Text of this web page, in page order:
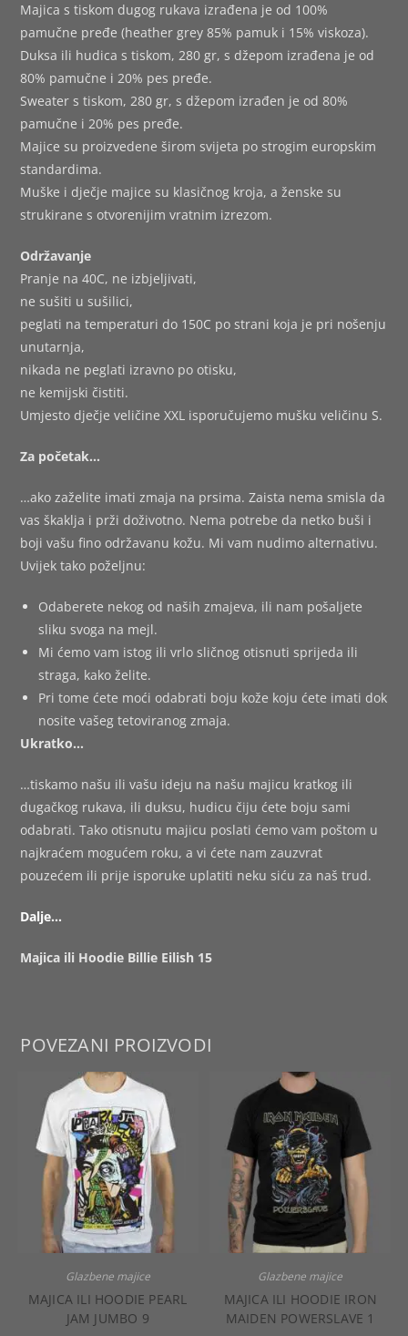
Majica s tiskom dugog rukava izrađena je od 100%
pamučne pređe (heather grey 85% pamuk i 15% viskoza).
Duksa ili hudica s tiskom, 280 gr, s džepom izrađena je od
80% pamučne i 20% pes pređe.
Sweater s tiskom, 280 gr, s džepom izrađen je od 80%
pamučne i 20% pes pređe.
Majice su proizvedene širom svijeta po strogim europskim
standardima.
Muške i dječje majice su klasičnog kroja, a ženske su
strukirane s otvorenijim vratnim izrezom.
Održavanje
Pranje na 40C, ne izbjeljivati,
ne sušiti u sušilici,
peglati na temperaturi do 150C po strani koja je pri nošenju
unutarnja,
nikada ne peglati izravno po otisku,
ne kemijski čistiti.
Umjesto dječje veličine XXL isporučujemo mušku veličinu S.
Za početak…
…ako zaželite imati zmaja na prsima. Zaista nema smisla da
vas škaklja i prži doživotno. Nema potrebe da netko buši i
boji vašu fino održavanu kožu. Mi vam nudimo alternativu.
Uvijek tako poželjnu:
Odaberete nekog od naših zmajeva, ili nam pošaljete
sliku svoga na mejl.
Mi ćemo vam istog ili vrlo sličnog otisnuti sprijeda ili
straga, kako želite.
Pri tome ćete moći odabrati boju kože koju ćete imati dok
nosite vašeg tetoviranog zmaja.
Ukratko…
…tiskamo našu ili vašu ideju na našu majicu kratkog ili
dugačkog rukava, ili duksu, hudicu čiju ćete boju sami
odabrati. Tako otisnutu majicu poslati ćemo vam poštom u
najkraćem mogućem roku, a vi ćete nam zauzvrat
pouzećem ili prije isporuke uplatiti neku siću za naš trud.
Dalje…
Majica ili Hoodie Billie Eilish 15
POVEZANI PROIZVODI
Glazbene majice
MAJICA ILI HOODIE PEARL
JAM JUMBO 9
Glazbene majice
MAJICA ILI HOODIE IRON
MAIDEN POWERSLAVE 1